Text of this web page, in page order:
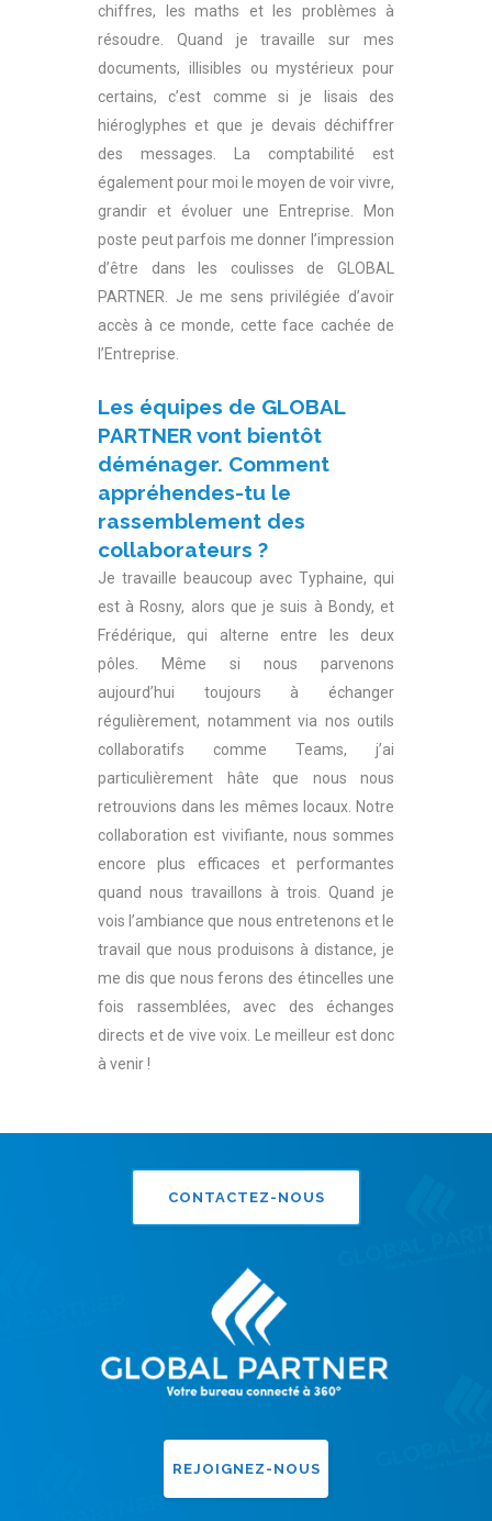
chiffres, les maths et les problèmes à
résoudre. Quand je travaille sur mes
documents, illisibles ou mystérieux pour
certains, c’est comme si je lisais des
hiéroglyphes et que je devais déchiffrer
des messages. La comptabilité est
également pour moi le moyen de voir vivre,
grandir et évoluer une Entreprise. Mon
poste peut parfois me donner l’impression
d’être dans les coulisses de GLOBAL
PARTNER. Je me sens privilégiée d’avoir
accès à ce monde, cette face cachée de
l’Entreprise.
Les équipes de GLOBAL
PARTNER vont bientôt
déménager. Comment
appréhendes-tu le
rassemblement des
collaborateurs ?
Je travaille beaucoup avec Typhaine, qui
est à Rosny, alors que je suis à Bondy, et
Frédérique, qui alterne entre les deux
pôles. Même si nous parvenons
aujourd’hui toujours à échanger
régulièrement, notamment via nos outils
collaboratifs comme Teams, j’ai
particulièrement hâte que nous nous
retrouvions dans les mêmes locaux. Notre
collaboration est vivifiante, nous sommes
encore plus efficaces et performantes
quand nous travaillons à trois. Quand je
vois l’ambiance que nous entretenons et le
travail que nous produisons à distance, je
me dis que nous ferons des étincelles une
fois rassemblées, avec des échanges
directs et de vive voix. Le meilleur est donc
à venir !
CONTACTEZ-NOUS
REJOIGNEZ-NOUS